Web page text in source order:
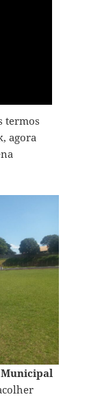
termos
agora